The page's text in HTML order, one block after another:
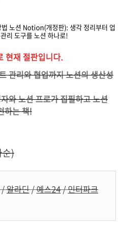
노션 Notion(개정판): 생각 정리부터 업
리 도구를 노션 하나로!
현재 절판입니다.
관리와 협업까지 노션의 생산성
와 노션 프로가 집필하고노션
하는 책!
순)
/알라딘/예스24/인터파크